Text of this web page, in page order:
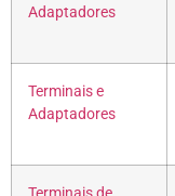
Adaptadores
Terminais e
Adaptadores